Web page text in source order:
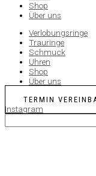
Shop
Über uns
Verlobungsringe
Trauringe
Schmuck
Uhren
Shop
Über uns
TERMIN
Instagram